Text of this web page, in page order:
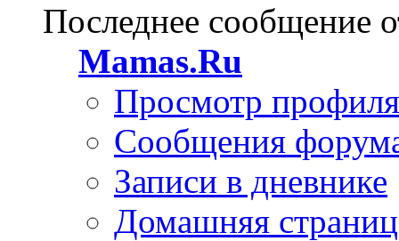
Последнее сообщение
Mamas.Ru
Просмотр профиля
Сообщения
Записи в дневнике
Домашняя